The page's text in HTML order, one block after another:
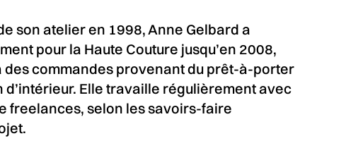
son atelier en 1998, Anne Gelbard a
pour la Haute Couture jusqu’en 2008,
des commandes provenant du prêt-à-porter
d’intérieur. Elle travaille régulièrement avec
freelances, selon les savoirs-faire